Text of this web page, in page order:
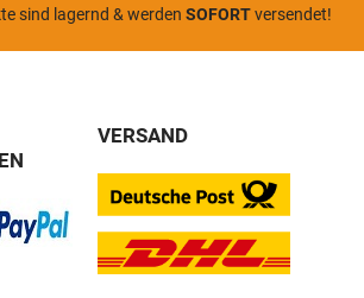
sind lagernd & werden SOFORTversendet!
VERSAND